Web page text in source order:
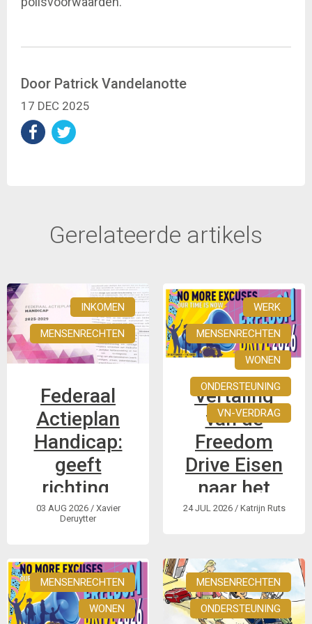
Door Patrick Vandelanotte
17 DEC 2025
Gerelateerde artikels
INKOMEN
MENSENRECHTEN
Federaal
Actieplan
Handicap:
geeft
richting,
maar
uitwerking
nodig
Hoe zet de regering
03 AUG 2026/ Xavier
Deruytter
WERK
MENSENRECHTEN
WONEN
ONDERSTEUNING
VN-VERDRAG
Vertaling
van de
Freedom
Drive Eisen
naar het
Nederlands
kunnen Europese
Unie, haar lidstaten
en andere Europese
landen het recht op
24 JUL 2026/ Katrijn Ruts
MENSENRECHTEN
WONEN
MENSENRECHTEN
ONDERSTEUNING